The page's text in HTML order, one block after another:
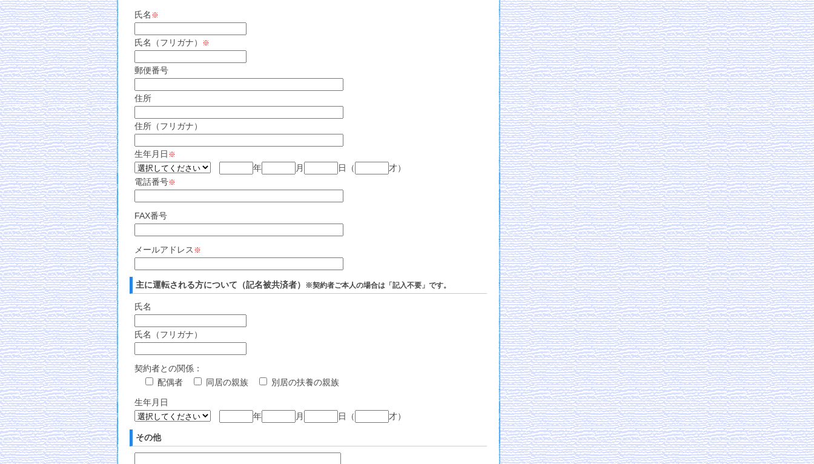
氏名 ※
氏名（フリガナ） ※
郵便番号
住所
住所（フリガナ）
生年月日 ※
年 月 日 （
才）
電話番号※
FAX番号
メールアドレス ※
主に運転される方について（記名被共済者） ※契約者ご本人の場合は「記入不要」です。
氏名
氏名（フリガナ）
契約者との関係 ：
配偶者
同居の親族 別居の扶養の親族
生年月日
年
月 日 （ 才）
その他